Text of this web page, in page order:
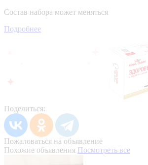
Состав набора может меняться
Подробнее
Поделиться:
Пожаловаться на объявление
Похожие объявления Посмотреть все